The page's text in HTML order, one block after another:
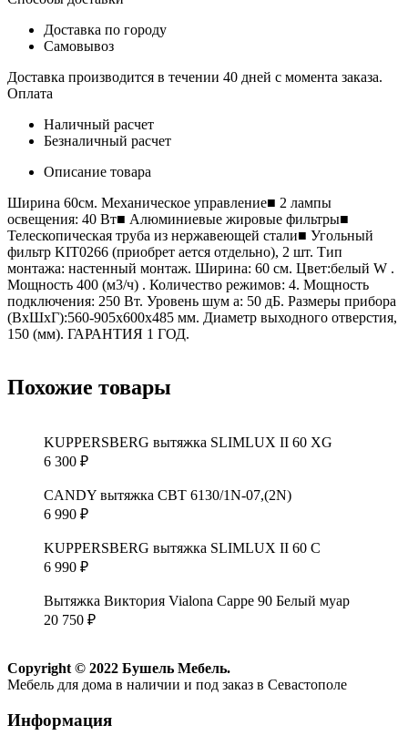
Доставка по городу
Самовывоз
Доставка производится в течении 40 дней с момента заказа.
Оплата
Наличный расчет
Безналичный расчет
Описание товара
Ширина 60см. Механическое управление■ 2 лампы
освещения: 40 Вт■ Алюминиевые жировые фильтры■
Телескопическая труба из нержавеющей стали■ Угольный
фильтр KIT0266 (приобрет ается отдельно), 2 шт. Тип
монтажа: настенный монтаж. Ширина: 60 см. Цвет:белый W .
Мощность 400 (м3/ч) . Количество режимов: 4. Мощность
подключения: 250 Вт. Уровень шум а: 50 дБ. Размеры прибора
(ВхШхГ):560-905x600x485 мм. Диаметр выходного отверстия,
150 (мм). ГАРАНТИЯ 1 ГОД.
Похожие товары
KUPPERSBERG вытяжка SLIMLUX II 60 XG
6 300 ₽
CANDY вытяжка CBT 6130/1N-07,(2N)
6 990 ₽
KUPPERSBERG вытяжка SLIMLUX II 60 C
6 990 ₽
Вытяжка Виктория Vialona Cappe 90 Белый муар
20 750 ₽
Copyright © 2022 Бушель Мебель.
Мебель для дома в наличии и под заказ в Севастополе
Информация